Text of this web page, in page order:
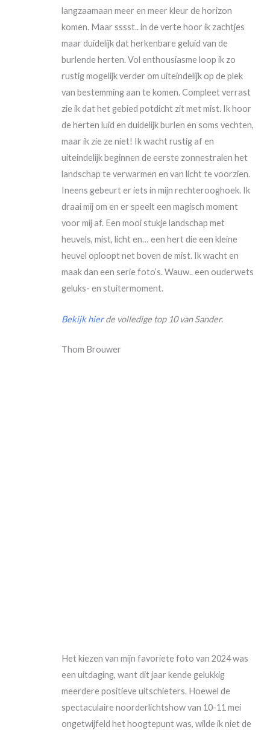
langzaamaan meer en meer kleur de horizon
komen. Maar sssst.. in de verte hoor ik zachtjes
maar duidelijk dat herkenbare geluid van de
burlende herten. Vol enthousiasme loop ik zo
rustig mogelijk verder om uiteindelijk op de plek
van bestemming aan te komen. Compleet verrast
zie ik dat het gebied potdicht zit met mist. Ik hoor
de herten luid en duidelijk burlen en soms vechten,
maar ik zie ze niet! Ik wacht rustig af en
uiteindelijk beginnen de eerste zonnestralen het
landschap te verwarmen en van licht te voorzien.
Ineens gebeurt er iets in mijn rechterooghoek. Ik
draai mij om en er speelt een magisch moment
voor mij af. Een mooi stukje landschap met
heuvels, mist, licht en… een hert die een kleine
heuvel oploopt net boven de mist. Ik wacht en
maak dan een serie foto’s. Wauw.. een ouderwets
geluks- en stuitermoment.
Bekijk hierde volledige top 10 van Sander.
Thom Brouwer
Het kiezen van mijn favoriete foto van 2024 was
een uitdaging, want dit jaar kende gelukkig
meerdere positieve uitschieters. Hoewel de
spectaculaire noorderlichtshow van 10-11 mei
ongetwijfeld het hoogtepunt was, wilde ik niet de